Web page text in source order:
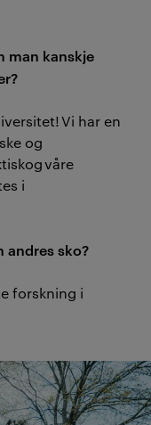
man kanskje
Vi har en
og
og våre
i
andres sko?
forskning i